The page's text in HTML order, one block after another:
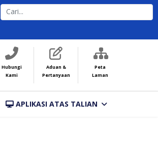
CARI...
Hubungi
Kami
Aduan &
Pertanyaan
Peta
Laman
APLIKASI ATAS TALIAN